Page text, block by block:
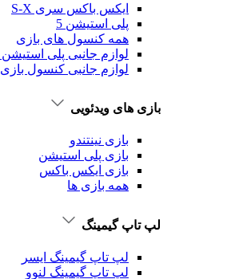
ایکس باکس سری S-X
پلی استیشن 5
همه کنسول های بازی
لوازم جانبی پلی استیشن 5
لوازم جانبی کنسول بازی
بازی های ویدئویی
بازی نینتندو
بازی پلی استیشن
بازی ایکس باکس
همه بازی ها
لپ تاپ گیمینگ
لپ تاپ گیمینگ ایسر
لپ تاپ گیمینگ لنوو